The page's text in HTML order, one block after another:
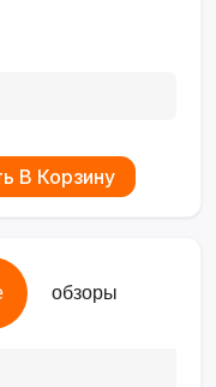
В Корзину
обзоры